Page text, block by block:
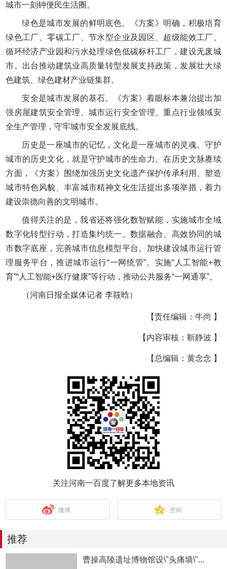
城市一刻钟便民生活圈。
绿色是城市发展的鲜明底色。《方案》明确，积极培育
绿色工厂、零碳工厂、节水型企业及园区、超级能效工厂、
循环经济产业园和污水处理绿色低碳标杆工厂，建设无废城
市。出台推动建筑业高质量转型发展支持政策，发展壮大绿
色建筑、绿色建材产业链集群。
安全是城市发展的基石。《方案》着眼标本兼治提出加
强房屋建筑安全管理、城市运行安全管理、重点行业领域安
全生产管理，守牢城市安全发展底线。
历史是一座城市的记忆，文化是一座城市的灵魂。守护
城市的历史文化，就是守护城市的生命力。在历史文脉赓续
方面，《方案》围绕加强历史文化遗产保护传承利用、塑造
城市特色风貌、丰富城市精神文化生活提出多项举措，着力
建设崇德向善的文明城市。
值得关注的是，我省还将强化数智赋能，实施城市全域
数字化转型行动，打造集约统一、数据融合、高效协同的城
市数字底座，完善城市信息模型平台。加快建设城市运行管
理服务平台，推进城市运行“一网统管”。实施“人工智能+教
育”“人工智能+医疗健康”等行动，推动公共服务“一网通享”。
（河南日报全媒体记者 李筱晗）
【责任编辑：牛尚 】
【内容审核：靳静波 】
【总编辑：黄念念 】
关注河南一百度了解更多本地资讯
微博 空间
推荐
曹操高陵遗址博物馆设\"头痛墙\"...